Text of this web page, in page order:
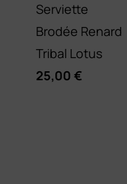
Serviette
Brodée Renard
Tribal Lotus
25,00€